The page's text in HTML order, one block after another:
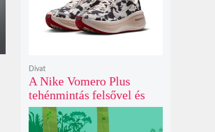
A Nike Vomero Plus
tehénmintás felsővel és
vitorlavászon póniló
Swoosh-sal legelészik a
Divat